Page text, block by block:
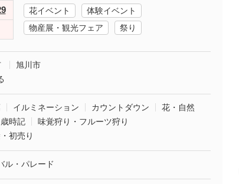
花イベント
体験イベント
物産展・観光フェア
祭り
旭川市
イルミネーション カウントダウン
花・自然
時記
味覚狩り・フルーツ狩り
初売り
ル・パレード